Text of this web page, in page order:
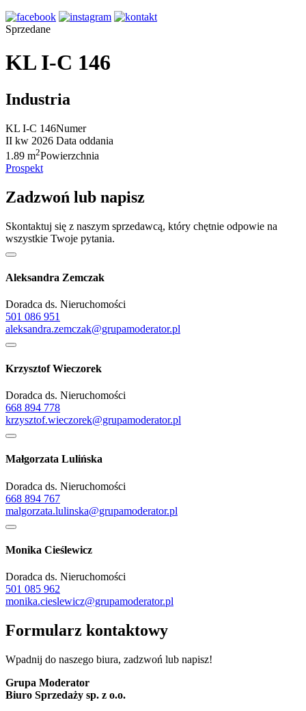
Sprzedane
KL I-C 146
Industria
KL I-C 146Numer
II kw 2026 Data oddania
1.89 m2Powierzchnia
Prospekt
Zadzwoń lub napisz
Skontaktuj się z naszym sprzedawcą, który chętnie odpowie na
wszystkie Twoje pytania.
Aleksandra Zemczak
Doradca ds. Nieruchomości
501 086 951
aleksandra.zemczak@grupamoderator.pl
Krzysztof Wieczorek
Doradca ds. Nieruchomości
668 894 778
krzysztof.wieczorek@grupamoderator.pl
Małgorzata Lulińska
Doradca ds. Nieruchomości
668 894 767
malgorzata.lulinska@grupamoderator.pl
Monika Cieślewicz
Doradca ds. Nieruchomości
501 085 962
monika.cieslewicz@grupamoderator.pl
Formularz kontaktowy
Wpadnij do naszego biura, zadzwoń lub napisz!
Grupa Moderator
Biuro Sprzedaży sp. z o.o.